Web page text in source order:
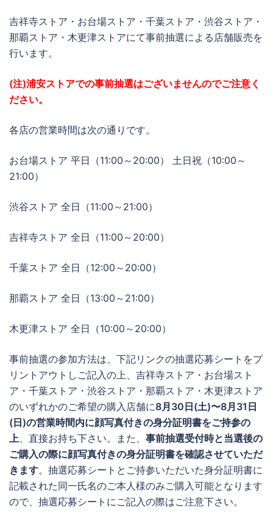
吉祥寺ストア・お台場ストア・千葉ストア・渋谷ストア・
那覇ストア・木更津ストアにて事前抽選による店舗販売を
行います。
(注)浦安ストアでの事前抽選はございませんのでご注意く
ださい。
各店の営業時間は次の通りです。
お台場ストア 平日（11:00～20:00） 土日祝（10:00～
21:00）
渋谷ストア 全日（11:00～21:00）
吉祥寺ストア 全日（11:00～20:00）
千葉ストア 全日（12:00～20:00）
那覇ストア 全日（13:00～21:00）
木更津ストア 全日（10:00～20:00）
事前抽選の参加方法は、下記リンクの抽選応募シートをプ
リントアウトしご記入の上、吉祥寺ストア・お台場スト
ア・千葉ストア・渋谷ストア・那覇ストア・木更津ストア
のいずれかのご希望の購入店舗に8月30日(土)〜8月31日
(日)の営業時間内に顔写真付きの身分証明書をご持参の
上、直接お持ち下さい。また、 事前抽選受付時と当選後の
ご購入の際に顔写真付きの身分証明書を確認させていただ
きます。抽選応募シートとご持参いただいた身分証明書に
記載された同一氏名のご本人様のみご購入可能となります
ので、抽選応募シートにご記入の際はご注意下さい。